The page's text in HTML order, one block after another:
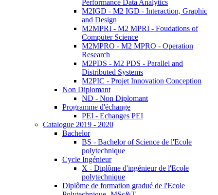
Performance Data Analytics
M2IGD - M2 IGD - Interaction, Graphic
and Design
M2MPRI - M2 MPRI - Foudations of
Computer Science
M2MPRO - M2 MPRO - Operation
Research
M2PDS - M2 PDS - Parallel and
Distributed Systems
M2PIC - Projet Innovation Conception
Non Diplomant
ND - Non Diplomant
Programme d'échange
PEI - Echanges PEI
Catalogue 2019 - 2020
Bachelor
BS - Bachelor of Science de l'Ecole
polytechnique
Cycle Ingénieur
X - Diplôme d'ingénieur de l'Ecole
polytechnique
Diplôme de formation gradué de l'Ecole